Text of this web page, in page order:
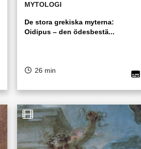
MYTOLOGI
De stora grekiska myterna:
Oidipus – den ödesbestä...
26 min